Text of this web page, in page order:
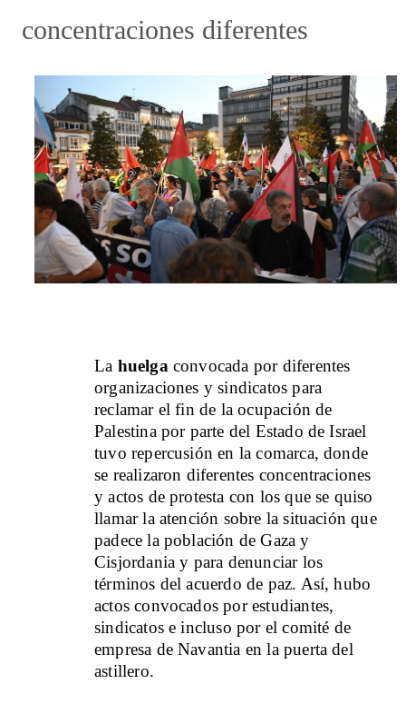
concentraciones diferentes
La huelga convocada por diferentes
organizaciones y sindicatos para
reclamar el fin de la ocupación de
Palestina por parte del Estado de Israel
tuvo repercusión en la comarca, donde
se realizaron diferentes concentraciones
y actos de protesta con los que se quiso
llamar la atención sobre la situación que
padece la población de Gaza y
Cisjordania y para denunciar los
términos del acuerdo de paz. Así, hubo
actos convocados por estudiantes,
sindicatos e incluso por el comité de
empresa de Navantia en la puerta del
astillero.